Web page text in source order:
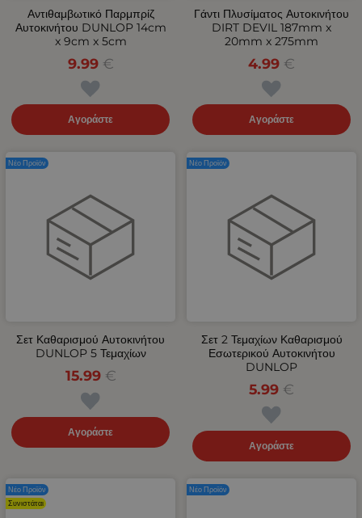
Αντιθαμβωτικό Παρμπρίζ
Αυτοκινήτου DUNLOP 14cm
x 9cm x 5cm
9.99 €
Αγοράστε
Γάντι Πλυσίματος Αυτοκινήτου
DIRT DEVIL 187mm x
20mm x 275mm
4.99 €
Αγοράστε
Σετ Καθαρισμού Αυτοκινήτου
DUNLOP 5 Τεμαχίων
15.99 €
Αγοράστε
Νέο Προϊόν
Σετ 2 Τεμαχίων Καθαρισμού
Εσωτερικού Αυτοκινήτου
DUNLOP
5.99 €
Αγοράστε
Νέο Προϊόν
Νέο Προϊόν
Συνιστάται
Νέο Προϊόν